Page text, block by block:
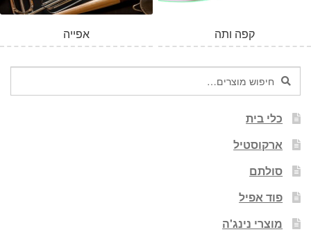
אפייה קפה ותה
חיפוש
עבור:
חיפוש
כלי בית
ארקוסטיל
סולתם
פוד אפיל
מוצרי נינג'ה